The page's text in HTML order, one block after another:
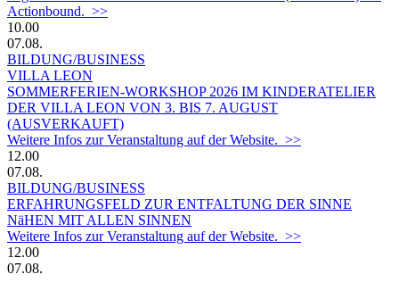
Actionbound. >>
10.00
07.08.
BILDUNG/BUSINESS
VILLA LEON
SOMMERFERIEN-WORKSHOP 2026 IM KINDERATELIER
DER VILLA LEON VON 3. BIS 7. AUGUST
(AUSVERKAUFT)
Weitere Infos zur Veranstaltung auf der Website. >>
12.00
07.08.
BILDUNG/BUSINESS
ERFAHRUNGSFELD ZUR ENTFALTUNG DER SINNE
NäHEN MIT ALLEN SINNEN
Weitere Infos zur Veranstaltung auf der Website. >>
12.00
07.08.